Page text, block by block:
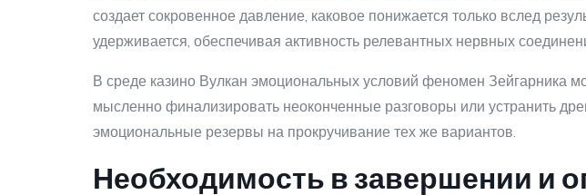
создает сокровенное давление, каковое понижается только вслед
удерживается, обеспечивая активность релевантных нервных
В среде казино Вулкан эмоциональных условий феномен Зейгарника
мысленно финализировать неоконченные разговоры или устранить
эмоциональные резервы на прокручивание тех же вариантов.
Необходимость в завершении и